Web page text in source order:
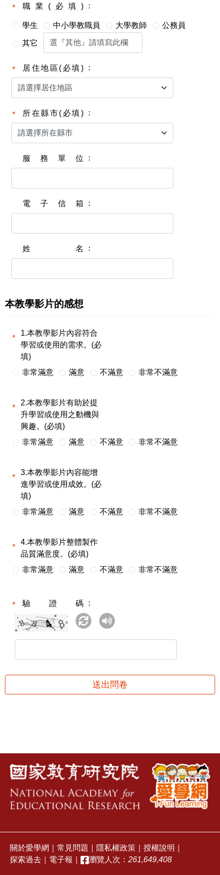
職業(必填)
學生 中小學教職員 大學教師 公務員
其它
居住地區(必填)
所在縣市(必填)
服務單位
電子信箱
姓名
本教學影片的感想
1.本教學影片內容符合
學習或使用的需求。(必
填)
非常滿意
滿意 不滿意 非常不滿意
2.本教學影片有助於提
升學習或使用之動機與
興趣。(必填)
非常滿意
滿意 不滿意 非常不滿意
3.本教學影片內容能增
進學習或使用成效。(必
填)
非常滿意
滿意 不滿意 非常不滿意
4.本教學影片整體製作
品質滿意度。(必填)
非常滿意
滿意 不滿意 非常不滿意
驗證碼
送出問卷
關於愛學網 常見問題 隱私權政策 授權說明
探索過去
電子報 瀏覽人次： 261,649,408